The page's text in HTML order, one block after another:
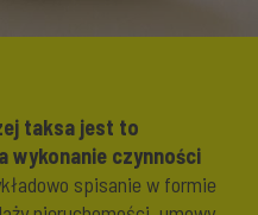
taksa jest to
wykonanie czynności
spisanie w formie